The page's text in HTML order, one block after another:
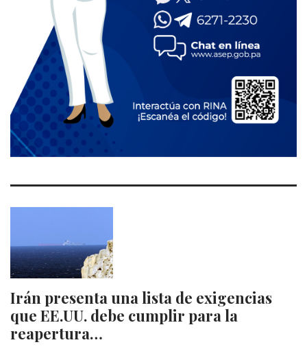
Irán presenta una lista de exigencias
que EE.UU. debe cumplir para la
reapertura…